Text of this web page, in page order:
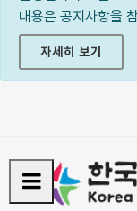
내용은 공지사항을
자세히 보기